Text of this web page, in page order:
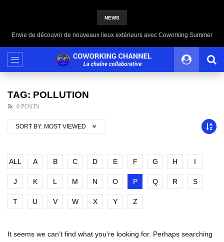
NEWS
Envie de découvrir de nouveaux lieux extérieurs avec Coworking Summer
TAG: POLLUTION
0 POSTS
SORT BY: MOST VIEWED
ALL A B C D E F G H I
J K L M N O P Q R S
T U V W X Y Z
It seems we can’t find what you’re looking for. Perhaps searching